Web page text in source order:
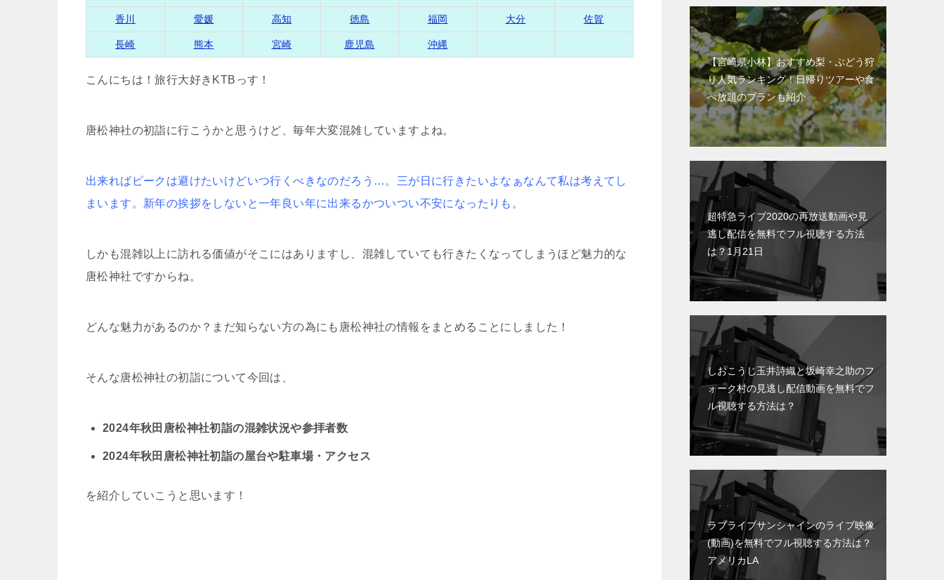
香川 愛媛 高知 徳島 福岡 大分 佐賀
長崎 熊本 宮崎 鹿児島 沖縄
こんにちは！旅行大好きKTBっす！
唐松神社の初詣に行こうかと思うけど、毎年大変混雑していますよね。
出来ればピークは避けたいけどいつ行くべきなのだろう…。三が日に行きたいよなぁなんて私は考えてし
まいます。新年の挨拶をしないと一年良い年に出来るかついつい不安になったりも。
しかも混雑以上に訪れる価値がそこにはありますし、混雑していても行きたくなってしまうほど魅力的な
唐松神社ですからね。
どんな魅力があるのか？まだ知らない方の為にも唐松神社の情報をまとめることにしました！
そんな唐松神社の初詣について今回は、
2024年秋田唐松神社初詣の混雑状況や参拝者数
2024年秋田唐松神社初詣の屋台や駐車場・アクセス
を紹介していこうと思います！
【宮崎県小林】おすすめ梨・ぶどう狩
り人気ランキング！日帰りツアーや食
べ放題のプランも紹介
超特急ライブ2020の再放送動画や見
逃し配信を無料でフル視聴する方法
は？1月21日
しおこうじ玉井詩織と坂崎幸之助のフ
ォーク村の見逃し配信動画を無料でフ
ル視聴する方法は？
ラブライブサンシャインのライブ映像
(動画)を無料でフル視聴する方法は？
アメリカLA